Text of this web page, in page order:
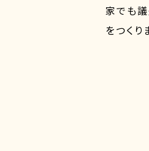
家でも
をつくり